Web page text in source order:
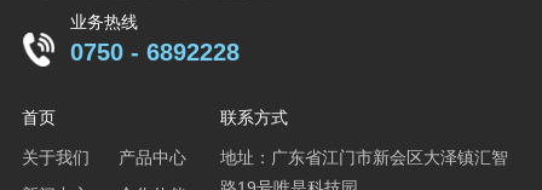
业务热线
0750 - 6892228
首页
关于我们
产品中心
联系方式
地址：广东省江门市新会区大泽镇汇智